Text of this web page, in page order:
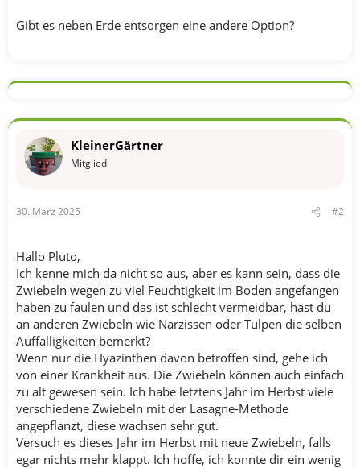
Gibt es neben Erde entsorgen eine andere Option?
KleinerGärtner
Mitglied
30. März 2025 #2
Hallo Pluto,
Ich kenne mich da nicht so aus, aber es kann sein, dass die
Zwiebeln wegen zu viel Feuchtigkeit im Boden angefangen
haben zu faulen und das ist schlecht vermeidbar, hast du
an anderen Zwiebeln wie Narzissen oder Tulpen die selben
Auffälligkeiten bemerkt?
Wenn nur die Hyazinthen davon betroffen sind, gehe ich
von einer Krankheit aus. Die Zwiebeln können auch einfach
zu alt gewesen sein. Ich habe letztens Jahr im Herbst viele
verschiedene Zwiebeln mit der Lasagne-Methode
angepflanzt, diese wachsen sehr gut.
Versuch es dieses Jahr im Herbst mit neue Zwiebeln, falls
egar nichts mehr klappt. Ich hoffe, ich konnte dir ein wenig